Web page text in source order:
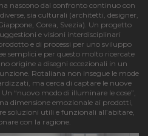
nascono dal confronto continuo con
sia culturali (architetti, designer,
Corea, Svezia). Un progetto
e visioni interdisciplinari
e di processi per uno sviluppo
semplici e per questo molto ricercate
origine a disegni eccezionali in un
Rotaliana non insegue le mode
ma cerca di captare le nuove
“nuovo modo di illuminare le cose”,
dimensione emozionale ai prodotti,
soluzioni utili e funzionali all’abitare,
con la ragione.